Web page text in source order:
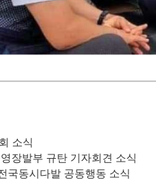
소식
장발부 규탄 기자회견 소식
국동시다발 공동행동 소식